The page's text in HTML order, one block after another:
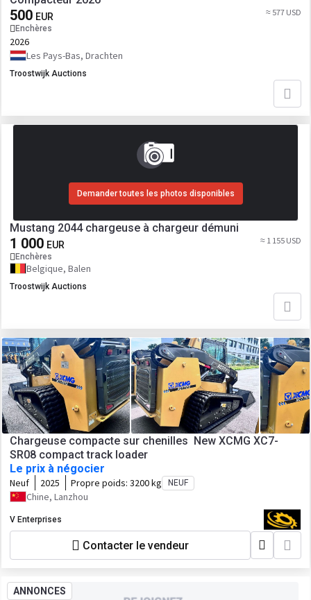
500 EUR
Enchères
≈ 577 USD
2026
Les Pays-Bas, Drachten
Troostwijk Auctions
Demander toutes les photos disponibles
Mustang 2044 chargeuse à chargeur démuni
1 000 EUR
Enchères
≈ 1 155 USD
Belgique, Balen
Troostwijk Auctions
Chargeuse compacte sur chenilles New XCMG XC7-
SR08 compact track loader
Le prix à négocier
Neuf 2025 Propre poids: 3200 kg NEUF
Chine, Lanzhou
V Enterprises
Contacter le vendeur
ANNONCES